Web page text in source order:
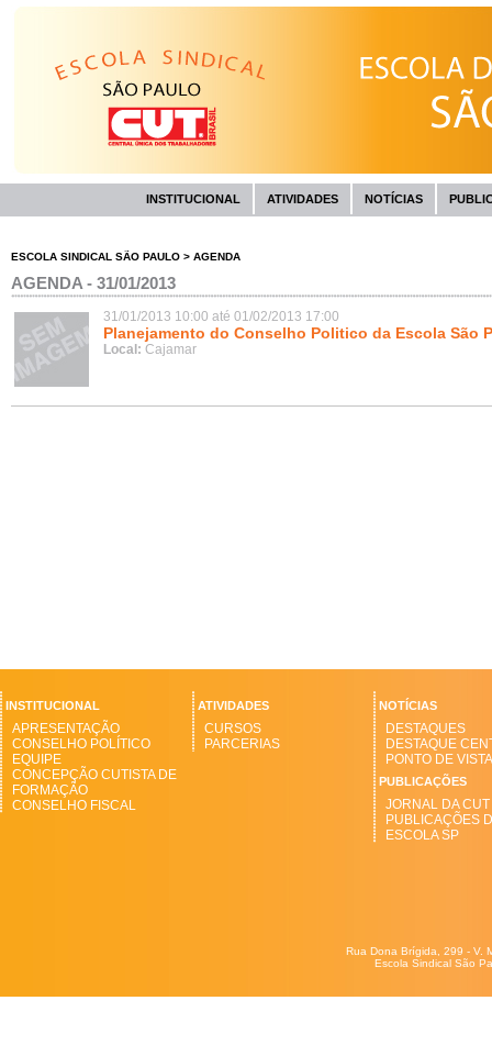
INSTITUCIONAL ATIVIDADES NOTÍCIAS
ESCOLA SINDICAL SÃO PAULO > AGENDA
AGENDA - 31/01/2013
31/01/2013 10:00 até 01/02/2013 17:00
Planejamento do Conselho Politico da Escola São
Local: Cajamar
INSTITUCIONAL
APRESENTAÇÃO
CONSELHO POLÍTICO
EQUIPE
CONCEPÇÃO CUTISTA DE
FORMAÇÃO
CONSELHO FISCAL
ATIVIDADES
CURSOS
PARCERIAS
NOTÍCIAS
DESTAQUES
DESTAQUE
PONTO DE VISTA
PUBLICAÇÕES
JORNAL DA CUT
PUBLICAÇÕES
ESCOLA SP
Rua Dona Brígida, 299 - V.
Escola Sindical São